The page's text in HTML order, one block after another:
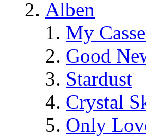
Alben
My
Good
Stardust
Crystal
Only